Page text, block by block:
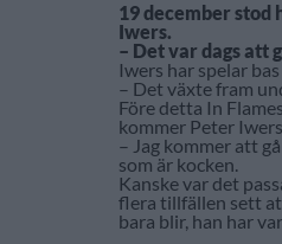
19 december stod
Iwers.
– Det var dags att
Iwers har spelar
– Det växte fram
Före detta In
kommer Peter
– Jag kommer att
som är kocken.
Kanske var det
flera tillfällen sett
bara blir, han har